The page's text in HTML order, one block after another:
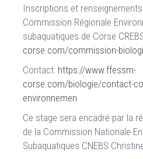
Inscriptions et
Commission Régionale
subaquatiques de Corse
corse.com/commission-
Contact: https://www.ffessm-
corse.com/biologie/contact-
environnemen
Ce stage sera encadré par la
de la Commission Nationale
Subaquatiques CNEBS